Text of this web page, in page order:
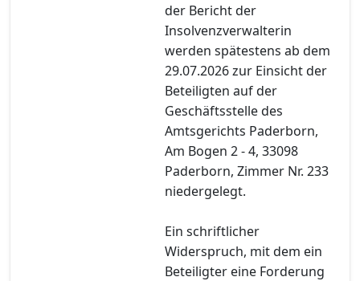
der Bericht der
Insolvenzverwalterin
werden spätestens ab dem
29.07.2026 zur Einsicht der
Beteiligten auf der
Geschäftsstelle des
Amtsgerichts Paderborn,
Am Bogen 2 - 4, 33098
Paderborn, Zimmer Nr. 233
niedergelegt.
Ein schriftlicher
Widerspruch, mit dem ein
Beteiligter eine Forderung